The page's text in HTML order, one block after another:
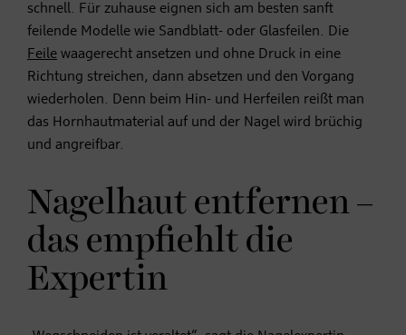
schnell. Für zuhause eignen sich am besten sanft
feilende Modelle wie Sandblatt- oder Glasfeilen. Die
Feile waagerecht ansetzen und ohne Druck in eine
Richtung streichen, dann absetzen und den Vorgang
wiederholen. Denn beim Hin- und Herfeilen reißt man
das Hornhautmaterial auf und der Nagel wird brüchig
und angreifbar.
Nagelhaut entfernen –
das empfiehlt die
Expertin